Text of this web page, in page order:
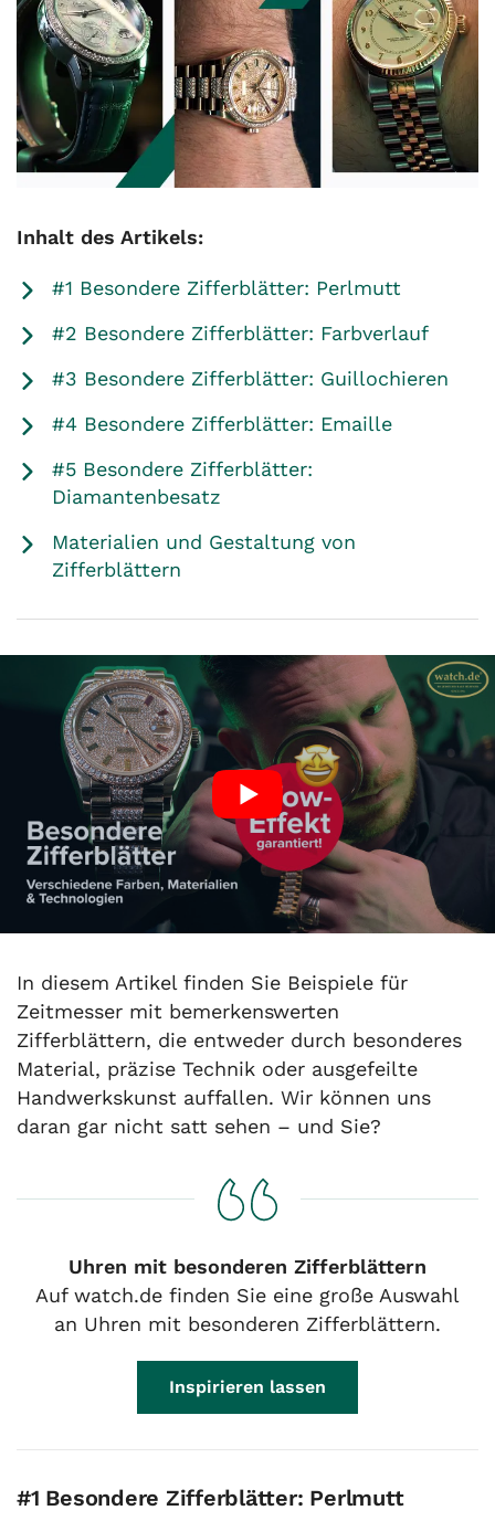
Inhalt des Artikels:
#1 Besondere Zifferblätter: Perlmutt
#2 Besondere Zifferblätter: Farbverlauf
#3 Besondere Zifferblätter: Guillochieren
#4 Besondere Zifferblätter: Emaille
#5 Besondere Zifferblätter:
Diamantenbesatz
Materialien und Gestaltung von
Zifferblättern
In diesem Artikel finden Sie Beispiele für
Zeitmesser mit bemerkenswerten
Zifferblättern, die entweder durch besonderes
Material, präzise Technik oder ausgefeilte
Handwerkskunst auffallen. Wir können uns
daran gar nicht satt sehen – und Sie?
Uhren mit besonderen Zifferblättern
Auf watch.de finden Sie eine große Auswahl
an Uhren mit besonderen Zifferblättern.
Inspirieren lassen
#1 Besondere Zifferblätter: Perlmutt